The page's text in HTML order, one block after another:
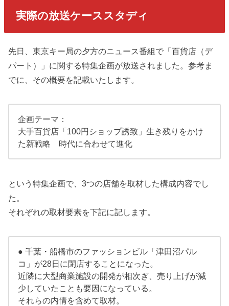
実際の放送ケーススタディ
先日、東京キー局の夕方のニュース番組で「百貨店（デ
パート）」に関する特集企画が放送されました。参考ま
でに、その概要を記載いたします。
企画テーマ：
大手百貨店「100円ショップ誘致」生き残りをかけ
た新戦略 時代に合わせて進化
という特集企画で、3つの店舗を取材した構成内容でし
た。
それぞれの取材要素を下記に記します。
● 千葉・船橋市のファッションビル「津田沼パル
コ」が28日に閉店することになった。
近隣に大型商業施設の開発が相次ぎ、売り上げが減
少していたことも要因になっている。
それらの内情を含めて取材。